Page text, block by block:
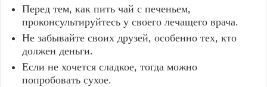
Перед тем, как пить чай с печеньем,
проконсультируйтесь у своего лечащего врача.
Не забывайте своих друзей, особенно тех, кто
должен деньги.
Если не хочется сладкое, тогда можно
попробовать сухое.